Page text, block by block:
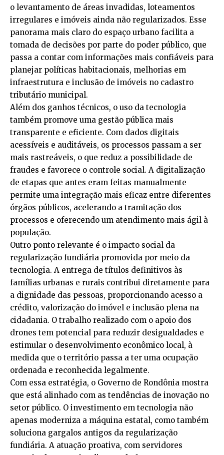
o levantamento de áreas invadidas, loteamentos
irregulares e imóveis ainda não regularizados. Esse
panorama mais claro do espaço urbano facilita a
tomada de decisões por parte do poder público, que
passa a contar com informações mais confiáveis para
planejar políticas habitacionais, melhorias em
infraestrutura e inclusão de imóveis no cadastro
tributário municipal.
Além dos ganhos técnicos, o uso da tecnologia
também promove uma gestão pública mais
transparente e eficiente. Com dados digitais
acessíveis e auditáveis, os processos passam a ser
mais rastreáveis, o que reduz a possibilidade de
fraudes e favorece o controle social. A digitalização
de etapas que antes eram feitas manualmente
permite uma integração mais eficaz entre diferentes
órgãos públicos, acelerando a tramitação dos
processos e oferecendo um atendimento mais ágil à
população.
Outro ponto relevante é o impacto social da
regularização fundiária promovida por meio da
tecnologia. A entrega de títulos definitivos às
famílias urbanas e rurais contribui diretamente para
a dignidade das pessoas, proporcionando acesso a
crédito, valorização do imóvel e inclusão plena na
cidadania. O trabalho realizado com o apoio dos
drones tem potencial para reduzir desigualdades e
estimular o desenvolvimento econômico local, à
medida que o território passa a ter uma ocupação
ordenada e reconhecida legalmente.
Com essa estratégia, o Governo de Rondônia mostra
que está alinhado com as tendências de inovação no
setor público. O investimento em tecnologia não
apenas moderniza a máquina estatal, como também
soluciona gargalos antigos da regularização
fundiária. A atuação proativa, com servidores